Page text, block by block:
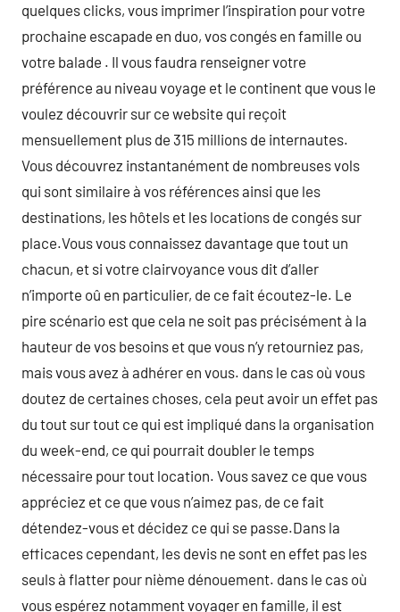
quelques clicks, vous imprimer l’inspiration pour votre
prochaine escapade en duo, vos congés en famille ou
votre balade . Il vous faudra renseigner votre
préférence au niveau voyage et le continent que vous le
voulez découvrir sur ce website qui reçoit
mensuellement plus de 315 millions de internautes.
Vous découvrez instantanément de nombreuses vols
qui sont similaire à vos références ainsi que les
destinations, les hôtels et les locations de congés sur
place.Vous vous connaissez davantage que tout un
chacun, et si votre clairvoyance vous dit d’aller
n’importe oû en particulier, de ce fait écoutez-le. Le
pire scénario est que cela ne soit pas précisément à la
hauteur de vos besoins et que vous n’y retourniez pas,
mais vous avez à adhérer en vous. dans le cas où vous
doutez de certaines choses, cela peut avoir un effet pas
du tout sur tout ce qui est impliqué dans la organisation
du week-end, ce qui pourrait doubler le temps
nécessaire pour tout location. Vous savez ce que vous
appréciez et ce que vous n’aimez pas, de ce fait
détendez-vous et décidez ce qui se passe.Dans la
efficaces cependant, les devis ne sont en effet pas les
seuls à flatter pour nième dénouement. dans le cas où
vous espérez notamment voyager en famille, il est